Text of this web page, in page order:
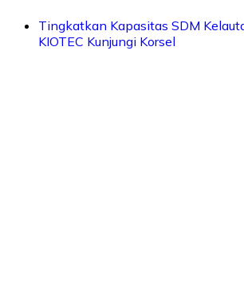
Tingkatkan Kapasitas SDM
KIOTEC Kunjungi Korsel